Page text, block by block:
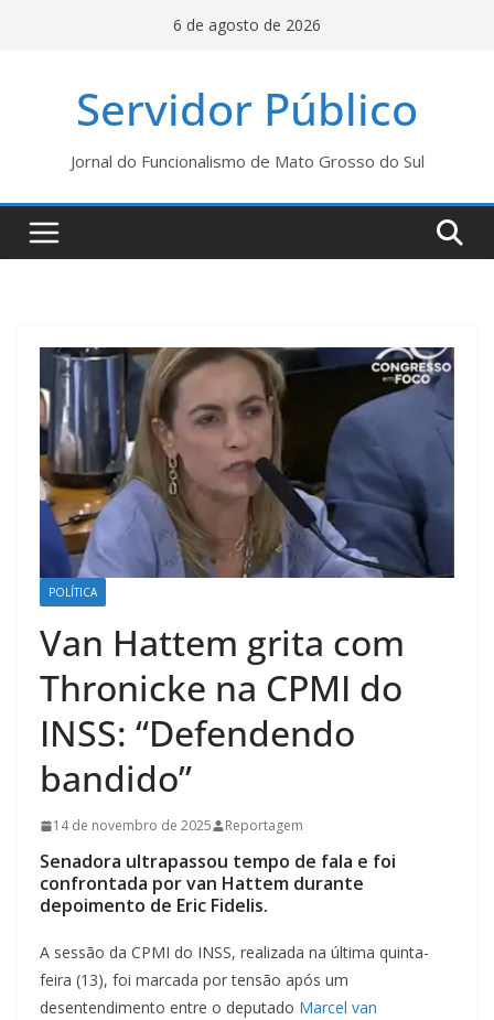
6 de agosto de 2026
Servidor Público
Jornal do Funcionalismo de Mato Grosso do Sul
POLÍTICA
Van Hattem grita com
Thronicke na CPMI do
INSS: “Defendendo
bandido”
14 de novembro de 2025 Reportagem
Senadora ultrapassou tempo de fala e foi
confrontada por van Hattem durante
depoimento de Eric Fidelis.
A sessão da CPMI do INSS, realizada na última quinta-
feira (13), foi marcada por tensão após um
desentendimento entre o deputado Marcel van